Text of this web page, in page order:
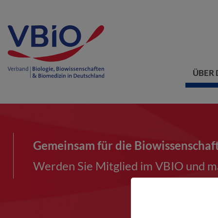
ÜBER
Gemeinsam für die
Werden Sie Mitglied im VBIO und